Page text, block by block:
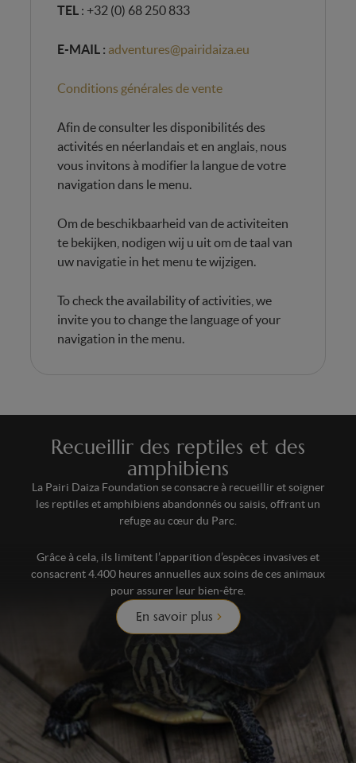
TEL: +32 (0) 68 250 833
E-MAIL : adventures@pairidaiza.eu
Conditions générales de vente
Afin de consulter les disponibilités des
activités en néerlandais et en anglais, nous
vous invitons à modifier la langue de votre
navigation dans le menu.
Om de beschikbaarheid van de activiteiten
te bekijken, nodigen wij u uit om de taal van
uw navigatie in het menu te wijzigen.
To check the availability of activities, we
invite you to change the language of your
navigation in the menu.
Recueillir des reptiles et des
amphibiens
La Pairi Daiza Foundation se consacre à recueillir et soigner
les reptiles et amphibiens abandonnés ou saisis, offrant un
refuge au cœur du Parc.
Grâce à cela, ils limitent l’apparition d’espèces invasives et
consacrent 4.400 heures annuelles aux soins de ces animaux
pour assurer leur bien-être.
En savoir plus